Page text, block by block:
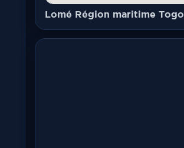
Lomé Région maritime Togo